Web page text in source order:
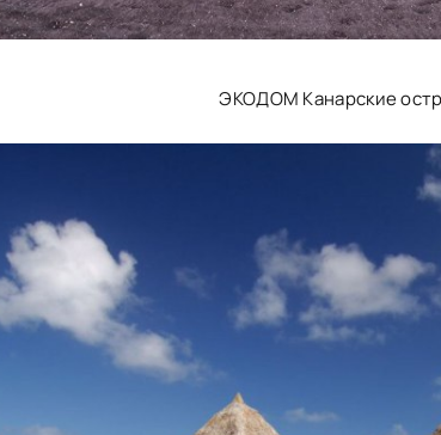
ЭКОДОМ Канарские